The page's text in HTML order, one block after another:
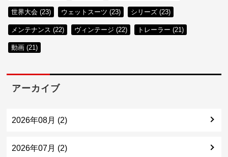
世界大会 (23) ウェットスーツ (23) シリーズ (23)
メンテナンス (22) ヴィンテージ (22) トレーラー (21)
動画 (21)
アーカイブ
2026年08月 (2)
2026年07月 (2)